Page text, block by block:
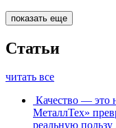
показать еще
Статьи
читать все
Качество — это
МеталлТех»
реальную пользу